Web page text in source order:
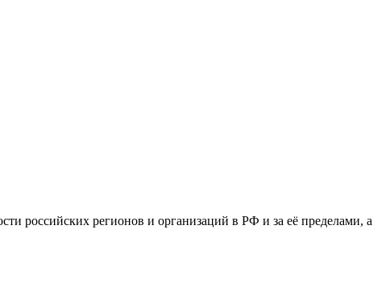
регионов и организаций в РФ и за её пределами, а